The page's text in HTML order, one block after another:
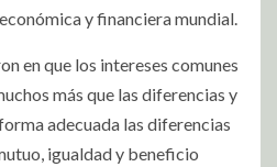
y financiera mundial.
en que los intereses comunes
más que las diferencias y
adecuada las diferencias
igualdad y beneficio